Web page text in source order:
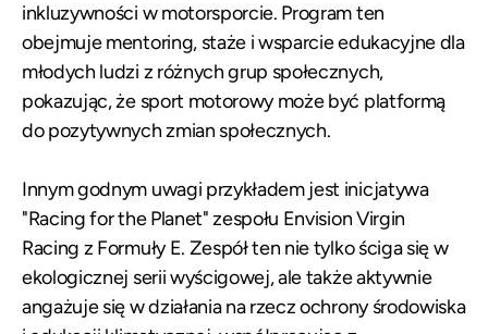
inkluzywności w motorsporcie. Program ten
obejmuje mentoring, staże i wsparcie edukacyjne dla
młodych ludzi z różnych grup społecznych,
pokazując, że sport motorowy może być platformą
do pozytywnych zmian społecznych.
Innym godnym uwagi przykładem jest inicjatywa
"Racing for the Planet" zespołu Envision Virgin
Racing z Formuły E. Zespół ten nie tylko ściga się w
ekologicznej serii wyścigowej, ale także aktywnie
angażuje się w działania na rzecz ochrony środowiska